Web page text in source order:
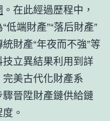
。在此經過歷程中，
端財產”“落后財產”
財產“年夜而不強”等
立異結果利用到詳
美古代化財產系
驟晉陞財產鏈供給鏈
。